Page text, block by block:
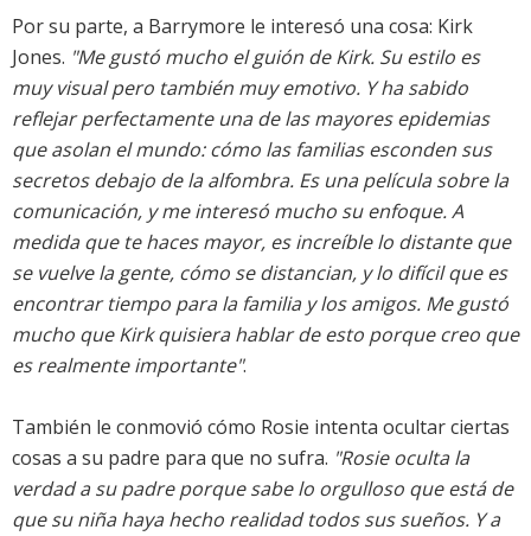
Por su parte, a Barrymore le interesó una cosa: Kirk
Jones. "Me gustó mucho el guión de Kirk. Su estilo es
muy visual pero también muy emotivo. Y ha sabido
reflejar perfectamente una de las mayores epidemias
que asolan el mundo: cómo las familias esconden sus
secretos debajo de la alfombra. Es una película sobre la
comunicación, y me interesó mucho su enfoque. A
medida que te haces mayor, es increíble lo distante que
se vuelve la gente, cómo se distancian, y lo difícil que es
encontrar tiempo para la familia y los amigos. Me gustó
mucho que Kirk quisiera hablar de esto porque creo que
es realmente importante".
También le conmovió cómo Rosie intenta ocultar ciertas
cosas a su padre para que no sufra. "Rosie oculta la
verdad a su padre porque sabe lo orgulloso que está de
que su niña haya hecho realidad todos sus sueños. Y a